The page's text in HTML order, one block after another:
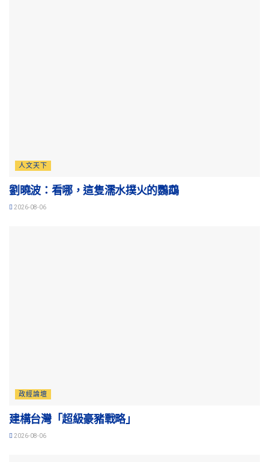
人文天下
劉曉波：看哪，這隻濡水撲火的鸚鵡
2026-08-06
政經論壇
建構台灣「超級豪豬戰略」
2026-08-06